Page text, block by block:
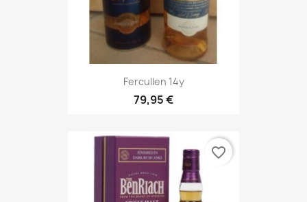
Fercullen 14y
79,95 €
favorite_border